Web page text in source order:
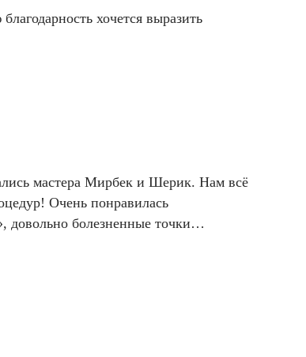
хочется выразить
мастера Мирбек и Шерик. Нам всё
Очень понравилась
довольно болезненные точки…